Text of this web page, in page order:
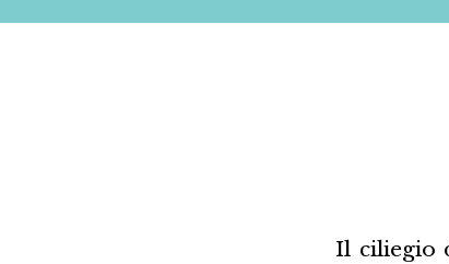
Il ciliegio